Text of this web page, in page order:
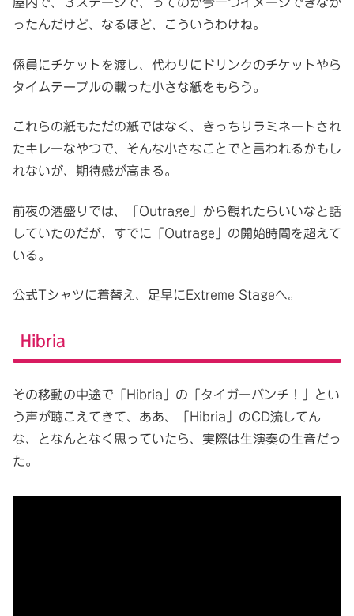
屋内で、３ステージで、ってのが今一つイメージできなか
ったんだけど、なるほど、こういうわけね。
係員にチケットを渡し、代わりにドリンクのチケットやら
タイムテーブルの載った小さな紙をもらう。
これらの紙もただの紙ではなく、きっちりラミネートされ
たキレーなやつで、そんな小さなことでと言われるかもし
れないが、期待感が高まる。
前夜の酒盛りでは、「Outrage」から観れたらいいなと話
していたのだが、すでに「Outrage」の開始時間を超えて
いる。
公式Tシャツに着替え、足早にExtreme Stageへ。
Hibria
その移動の中途で「Hibria」の「タイガーパンチ！」とい
う声が聴こえてきて、ああ、「Hibria」のCD流してん
な、となんとなく思っていたら、実際は生演奏の生音だっ
た。